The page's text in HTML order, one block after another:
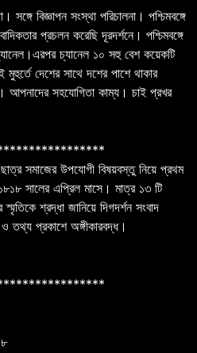
সঙ্গে বিজ্ঞাপন সংস্থা পরিচালনা। পশ্চিমবঙ্গে
প্রচলন করেছি দূরদর্শনে। পশ্চিমবঙ্গে
চ্যানেল ১০ সহু বেশ কয়েকটি
দেশের সাথে দশের পাশে থাকার
আপনাদের সহযোগিতা কাম্য। চাই প্রখর
সমাজের উপযোগী বিষয়বস্তু নিয়ে প্রথম
সালের এপ্রিল মাসে। মাত্র ১৩ টি
শ্রদ্ধা জানিয়ে দিগদর্শন সংবাদ
তথ্য প্রকাশে অঙ্গীকারবদ্ধ।